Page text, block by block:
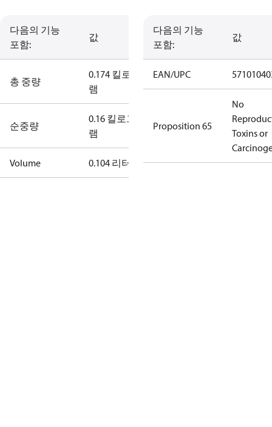
다음의 기능
포함:
값
총 중량
0.174 킬로그
램
순중량
0.16 킬로그
램
Volume 0.104 리터
다음의 기능
포함:
값
EAN/UPC
Proposition 65
No
Toxins or